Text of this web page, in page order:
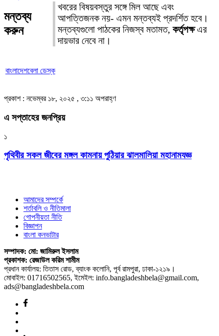
মন্তব্য
করুন
খবরের বিষয়বস্তুর সঙ্গে মিল আছে এবং
আপত্তিজনক নয়- এমন মন্তব্যই প্রদর্শিত হবে।
মন্তব্যগুলো পাঠকের নিজস্ব মতামত, কর্তৃপক্ষএর
দায়ভার নেবে না।
বাংলাদেশবেলা ডেস্ক
প্রকাশ : নভেম্বর ১৮, ২০২৫ , ৩:১১ অপরাহ্ণ
এ সপ্তাহের জনপ্রিয়
১
পৃথিবীর সকল জীবের মঙ্গল কামনায় পুঠিয়ার ঝালমালিয়া মহানামযজ্ঞ
আমাদের সম্পর্কে
শর্তাবলি ও নীতিমালা
গোপনীয়তা নীতি
বিজ্ঞাপন
বাংলা কনভাটার
সম্পাদক: মো: জামিরুল ইসলাম
প্রকাশক: রেজাউল করিম শামীম
প্রধান কার্যালয়: তিতাস রোড, ব্যাংক কলোনি, পূর্ব রামপুরা, ঢাকা-১২১৯।
মোবাইল: 01716502565, ইমেইল: info.bangladeshbela@gmail.com,
ads@bangladeshbela.com